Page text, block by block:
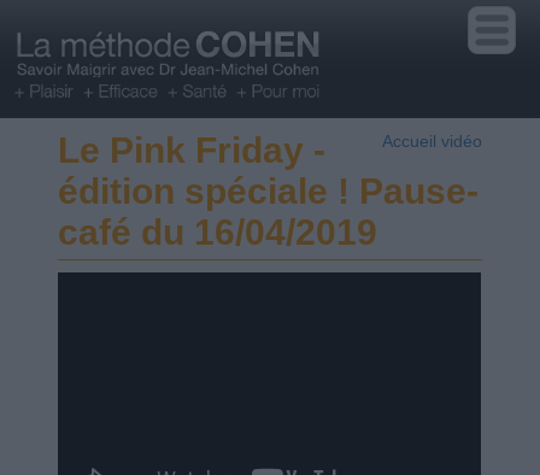
Accueil vidéo
Le Pink Friday -
édition spéciale ! Pause-
café du 16/04/2019